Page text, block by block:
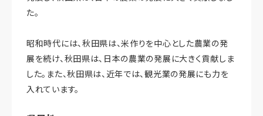
た。
昭和時代には、秋田県は、米作りを中心とした農業の発
展を続け、秋田県は、日本の農業の発展に大きく貢献しま
した。また、秋田県は、近年では、観光業の発展にも力を
入れています。